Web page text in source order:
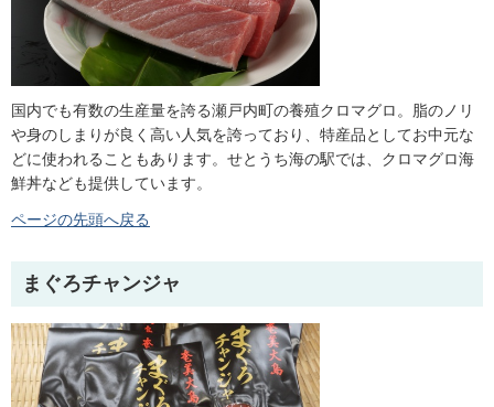
国内でも有数の生産量を誇る瀬戸内町の養殖クロマグロ。脂のノリ
や身のしまりが良く高い人気を誇っており、特産品としてお中元な
どに使われることもあります。せとうち海の駅では、クロマグロ海
鮮丼なども提供しています。
ページの先頭へ戻る
まぐろチャンジャ